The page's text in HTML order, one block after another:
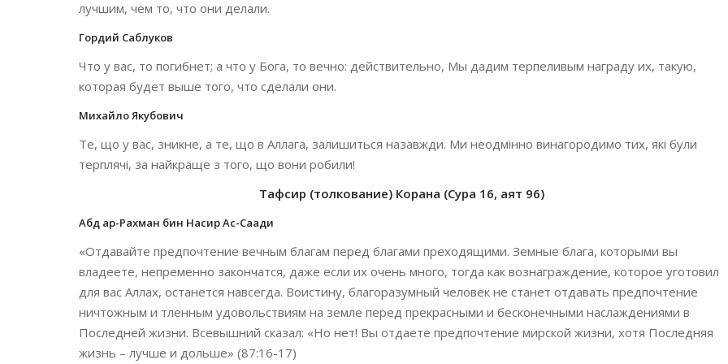
лучшим, чем то, что они делали.
Гордий Саблуков
Что у вас, то погибнет; а что у Бога, то вечно: действительно, Мы дадим терпеливым награду их, такую,
которая будет выше того, что сделали они.
Михайло Якубович
Те, що у вас, зникне, а те, що в Аллага, залишиться назавжди. Ми неодмінно винагородимо тих, які були
терплячі, за найкраще з того, що вони робили!
Тафсир (толкование) Корана (Сура 16, аят 96)
Абд ар-Рахман бин Насир Ас-Саади
«Отдавайте предпочтение вечным благам перед благами преходящими. Земные блага, которыми вы
владеете, непременно закончатся, даже если их очень много, тогда как вознаграждение, которое уготовил
для вас Аллах, останется навсегда. Воистину, благоразумный человек не станет отдавать предпочтение
ничтожным и тленным удовольствиям на земле перед прекрасными и бесконечными наслаждениями в
Последней жизни. Всевышний сказал: «Но нет! Вы отдаете предпочтение мирской жизни, хотя Последняя
жизнь – лучше и дольше» (87:16-17)